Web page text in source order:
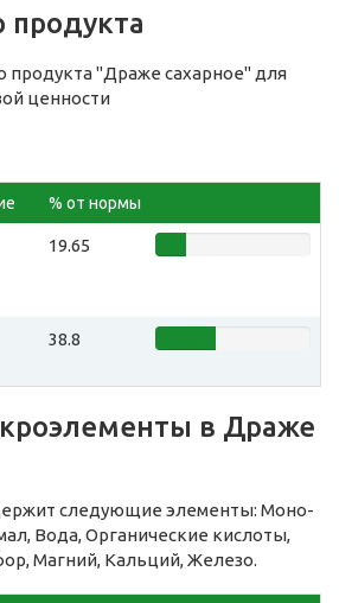
продукта
продукта "Драже сахарное" для
ценности
% от нормы
19.65
38.8
в Драже
следующие элементы: Моно-
Вода, Органические кислоты,
Магний, Кальций, Железо.